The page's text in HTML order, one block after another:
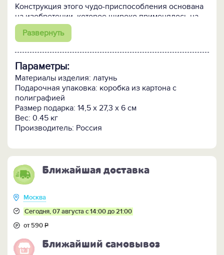
Конструкция этого чудо-приспособления основана
на изобретении, которое широко применялось на
Руси в барских домах и было предназначено для
снятия обуви без использования рук - только с
Особого внимания заслуживает форма
приспособления.Жук скарабей — один из самых
почитаемых в Египте символов. Это насекомое
ассоциировали с богом утреннего рассвета, считая
его считается символом нового начала и светлых
перемен. Амулет со скарабеем означал новые
возможности, придавал силы в трудные времена,
обучении.
Развернуть
Параметры:
Материалы изделия: латунь
Подарочная упаковка: коробка из картона с
полиграфией
Размер подарка: 14,5 x 27,3 x 6 см
Вес: 0.45 кг
Производитель: Россия
Ближайшая доставка
Москва
Сегодня, 07 августа с 14:00 до 21:00
от 590Р
Ближайший самовывоз